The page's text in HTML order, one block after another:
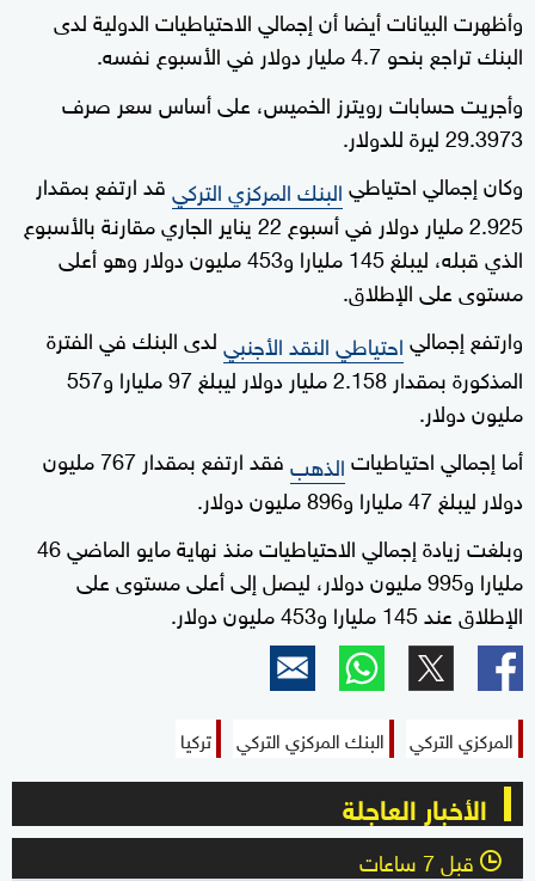
وأظهرت البيانات أيضا أن إجمالي الاحتياطيات الدولية لدى
البنك تراجع بنحو 4.7 مليار دولار في الأسبوع نفسه.
وأجريت حسابات رويترز الخميس، على أساس سعر صرف
29.3973 ليرة للدولار.
وكان إجمالي احتياطيالبنك المركزي التركيقد ارتفع بمقدار
2.925 مليار دولار في أسبوع 22 يناير الجاري مقارنة بالأسبوع
الذي قبله، ليبلغ 145 مليارا و453 مليون دولار وهو أعلى
مستوى على الإطلاق.
وارتفع إجمالياحتياطي النقد الأجنبيلدى البنك في الفترة
المذكورة بمقدار 2.158 مليار دولار ليبلغ 97 مليارا و557
مليون دولار.
أما إجمالي احتياطياتالذهب
فقد ارتفع بمقدار 767 مليون
دولار ليبلغ 47 مليارا و896 مليون دولار.
وبلغت زيادة إجمالي الاحتياطيات منذ نهاية مايو الماضي 46
مليارا و995 مليون دولار، ليصل إلى أعلى مستوى على
الإطلاق عند 145 مليارا و453 مليون دولار.
المركزي التركي البنك المركزي التركي تركيا
الأخبار العاجلة
l قبل 7 ساعات